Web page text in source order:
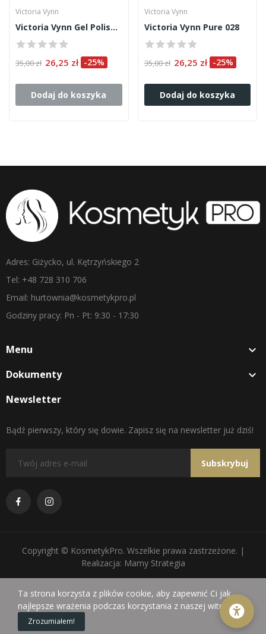
Sklep
0
Koszyk
Victoria Vynn
Victoria Vynn Gel Polish 431 8ml
35,00 zł 26,25 zł -25%
Dodaj do koszyka
Victoria Vynn
Victoria Vynn Pure 028
35,00 zł 26,25 zł -25%
Dodaj do koszyka
Adres: Giżycko, ul. Kętrzyńskiego 2
Tel: +48 728 310 706
Email: hurtownia@kosmetykpro.pl
Godziny pracy: Pn - Pt: 9:30 - 17:30
Menu 
Dokumenty 
Newsletter
Bądź pierwszy, który się dowie. Zapisz się na newsletter już dziś!
Subskrybuj
Copyright © KosmetykPro. Wszelkie prawa zastrzeżone. |
Realizacja: Mamy Strategia
Ta strona korzysta z plików cookie, aby zapewnić Ci jak
najlepsze wrażenia podczas korzystania z naszej witryny.
Zrozumiałem!